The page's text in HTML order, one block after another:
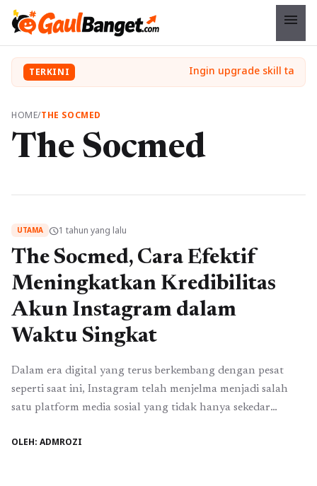
menu
TERKINI
HOME/THE SOCMED
The Socmed
UTAMA schedule1 tahun yang lalu
The Socmed, Cara Efektif
Meningkatkan Kredibilitas
Akun Instagram dalam
Waktu Singkat
Dalam era digital yang terus berkembang dengan pesat
seperti saat ini, Instagram telah menjelma menjadi salah
satu platform media sosial yang tidak hanya sekedar
bagi individu maupun bisnis untuk membangun citra,
OLEH: ADMROZI